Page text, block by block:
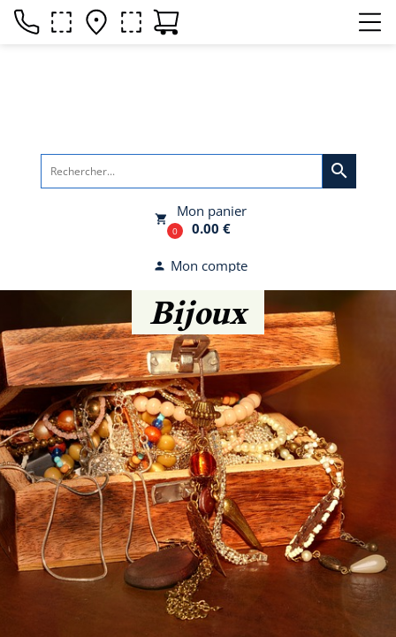
search
local_grocery_store
0
Mon panier
0.00 €
person Mon compte
Bijoux